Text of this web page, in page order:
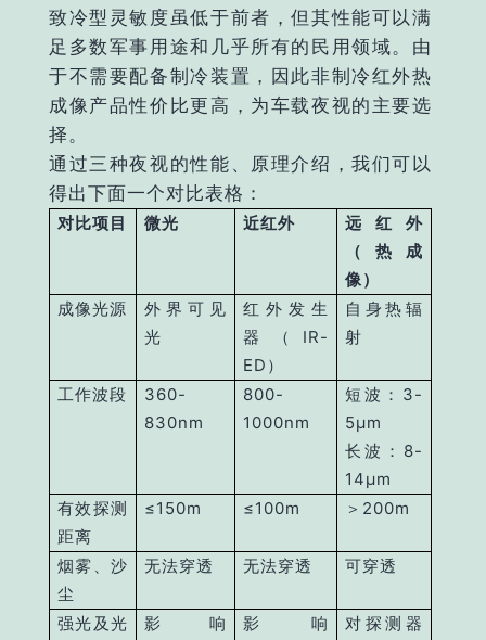
致冷型灵敏度虽低于前者，但其性能可以满
足多数军事用途和几乎所有的民用领域。由
于不需要配备制冷装置，因此非制冷红外热
成像产品性价比更高，为车载夜视的主要选
择。
通过三种夜视的性能、原理介绍，我们可以
得出下面一个对比表格：
对比项目 微光 近红外
远红外
（热成
像）
成像光源
外界可见
光
红外发生
器（IR-
ED）
自身热辐
射
工作波段
360-
830nm
800-
1000nm
短波：3-
5μm
长波：8-
14μm
有效探测
距离
≤150m ≤100m ＞200m
烟雾、沙
尘
无法穿透 无法穿透 可穿透
强光及光
影响
影响
对探测器